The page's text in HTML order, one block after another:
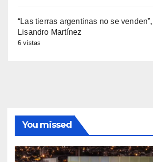
“Las tierras argentinas no se
Lisandro Martínez
6 vistas
You missed